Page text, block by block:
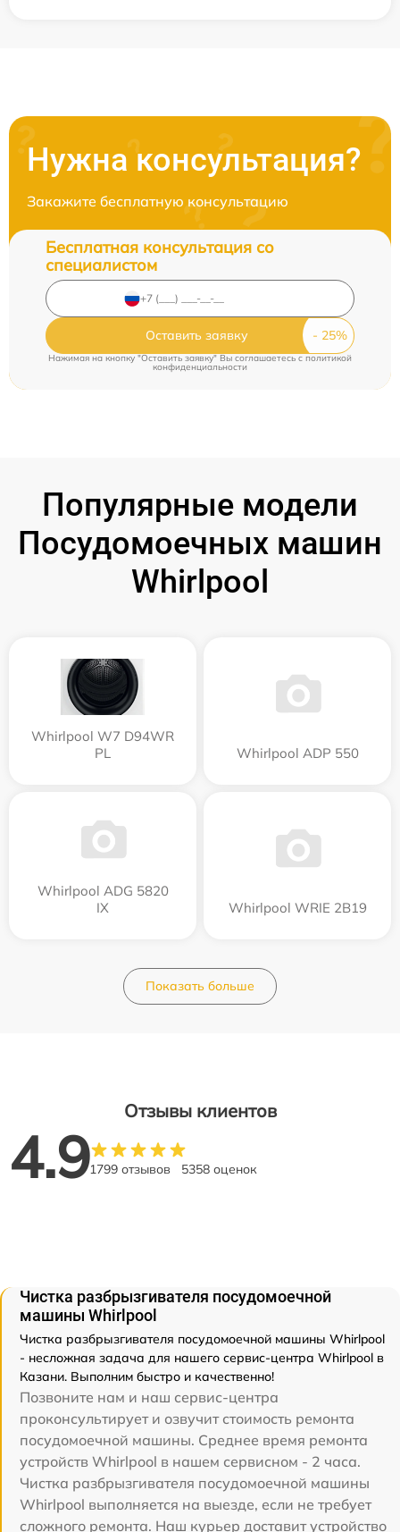
Нужна консультация?
Закажите бесплатную консультацию
Бесплатная консультация со
специалистом
Оставить заявку
Нажимая на кнопку "Оставить заявку" Вы соглашаетесь cполитикой
конфиденциальности
Популярные модели
Посудомоечных машин
Whirlpool
Whirlpool W7 D94WR
PL
Whirlpool ADP 550
Whirlpool ADG 5820
IX
Whirlpool WRIE 2B19
Показать больше
Отзывы клиентов
4.91799 отзывов 5358 оценок
Чистка разбрызгивателя посудомоечной
машины Whirlpool
Чистка разбрызгивателя посудомоечной машины Whirlpool
- несложная задача для нашего сервис-центра Whirlpool в
Казани. Выполним быстро и качественно!
Позвоните нам и наш сервис-центра
проконсультирует и озвучит стоимость ремонта
посудомоечной машины. Среднее время ремонта
устройств Whirlpool в нашем сервисном - 2 часа.
Чистка разбрызгивателя посудомоечной машины
Whirlpool выполняется на выезде, если не требует
сложного ремонта. Наш курьер доставит устройство